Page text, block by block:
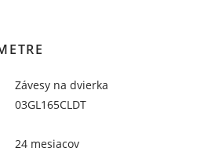
Závesy na dvierka
03GL165CLDT
24 mesiacov